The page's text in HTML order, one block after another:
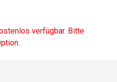
verfügbar. Bitte